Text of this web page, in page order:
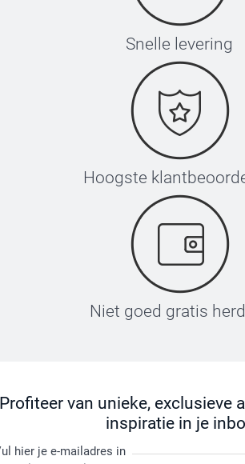
Snelle levering
Hoogste
Niet goed gratis
Profiteer van unieke, exclusieve
inspiratie in je
hier je e-mailadres in